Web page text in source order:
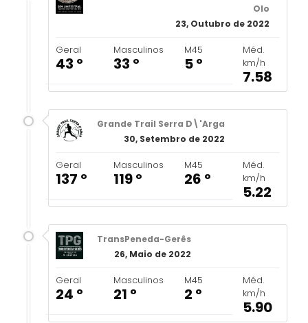
Olo
23, Outubro de 2022
Geral
43 º
Masculinos
33 º
M45
5 º
Méd.
km/h
7.58
Grande Trail Serra D\'Arga
30, Setembro de 2022
Geral
137 º
Masculinos
119 º
M45
26 º
Méd.
km/h
5.22
TransPeneda-Gerês
26, Maio de 2022
Geral
24 º
Masculinos
21 º
M45
2 º
Méd.
km/h
5.90